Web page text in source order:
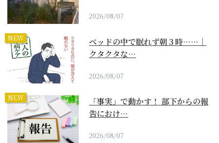
2026/08/07
NEW
ベッドの中で眠れず朝３時……｜
クタクタな…
2026/08/07
NEW
「事実」で動かす！ 部下からの報
告におけ…
2026/08/07